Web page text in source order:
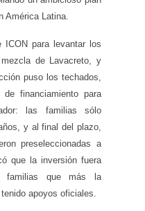
América Latina.
para levantar los
de Lavacreto, y
puso los techados,
financiamiento para
las familias sólo
y al final del plazo,
preseleccionadas a
que la inversión fuera
familias que más la
apoyos oficiales.